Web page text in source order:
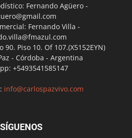
Fernando Agüero -
Fernando Villa -
90. Piso 10. Of 107.(X5152EYN)
- Córdoba - Argentina
+5493541585147
info@carlospazvivo.com
SÍGUENOS